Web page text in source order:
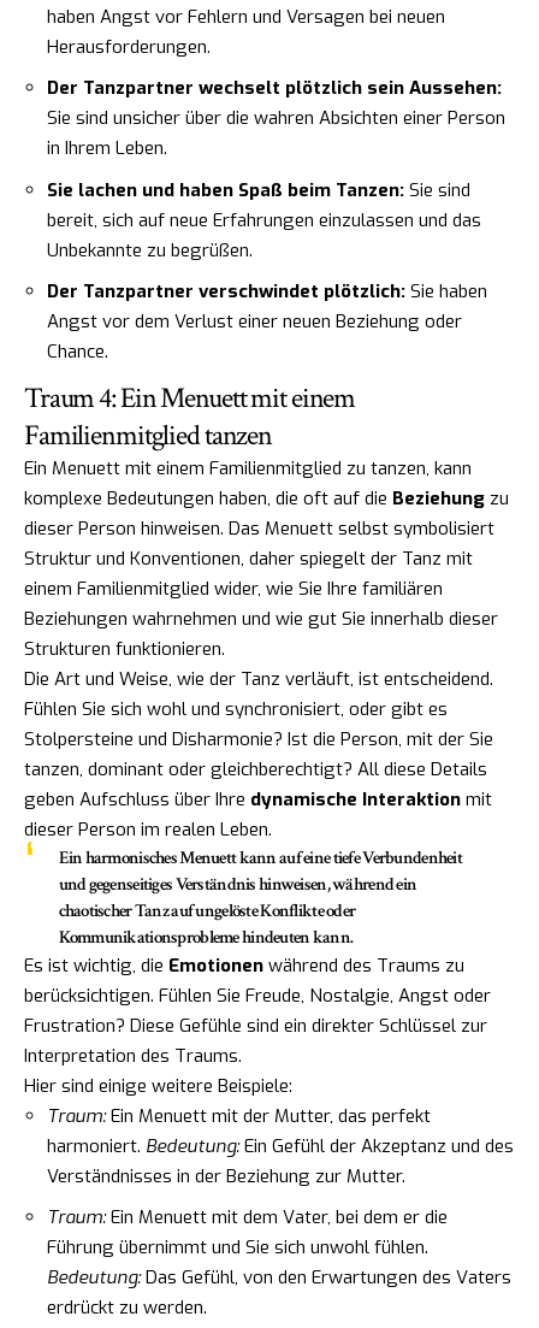
haben Angst vor Fehlern und Versagen bei neuen
Herausforderungen.
Der Tanzpartner wechselt plötzlich sein Aussehen:
Sie sind unsicher über die wahren Absichten einer Person
in Ihrem Leben.
Sie lachen und haben Spaß beim Tanzen: Sie sind
bereit, sich auf neue Erfahrungen einzulassen und das
Unbekannte zu begrüßen.
Der Tanzpartner verschwindet plötzlich: Sie haben
Angst vor dem Verlust einer neuen Beziehung oder
Chance.
Traum 4: Ein Menuett mit einem
Familienmitglied tanzen
Ein Menuett mit einem Familienmitglied zu tanzen, kann
komplexe Bedeutungen haben, die oft auf die Beziehung zu
dieser Person hinweisen. Das Menuett selbst symbolisiert
Struktur und Konventionen, daher spiegelt der Tanz mit
einem Familienmitglied wider, wie Sie Ihre familiären
Beziehungen wahrnehmen und wie gut Sie innerhalb dieser
Strukturen funktionieren.
Die Art und Weise, wie der Tanz verläuft, ist entscheidend.
Fühlen Sie sich wohl und synchronisiert, oder gibt es
Stolpersteine und Disharmonie? Ist die Person, mit der Sie
tanzen, dominant oder gleichberechtigt? All diese Details
geben Aufschluss über Ihre dynamische Interaktion mit
dieser Person im realen Leben.
Ein harmonisches Menuett kann auf eine tiefe Verbundenheit
und gegenseitiges Verständnis hinweisen, während ein
chaotischer Tanz auf ungelöste Konflikte oder
Kommunikationsprobleme hindeuten kann.
Es ist wichtig, die Emotionen während des Traums zu
berücksichtigen. Fühlen Sie Freude, Nostalgie, Angst oder
Frustration? Diese Gefühle sind ein direkter Schlüssel zur
Interpretation des Traums.
Hier sind einige weitere Beispiele:
Traum:Ein Menuett mit der Mutter, das perfekt
harmoniert. Bedeutung:Ein Gefühl der Akzeptanz und des
Verständnisses in der Beziehung zur Mutter.
Traum:Ein Menuett mit dem Vater, bei dem er die
Führung übernimmt und Sie sich unwohl fühlen.
Bedeutung:Das Gefühl, von den Erwartungen des Vaters
erdrückt zu werden.